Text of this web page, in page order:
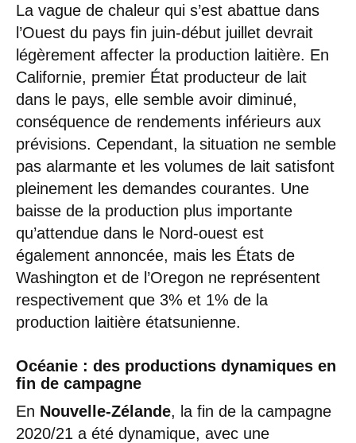
La vague de chaleur qui s’est abattue dans
l’Ouest du pays fin juin-début juillet devrait
légèrement affecter la production laitière. En
Californie, premier État producteur de lait
dans le pays, elle semble avoir diminué,
conséquence de rendements inférieurs aux
prévisions. Cependant, la situation ne semble
pas alarmante et les volumes de lait satisfont
pleinement les demandes courantes. Une
baisse de la production plus importante
qu’attendue dans le Nord-ouest est
également annoncée, mais les États de
Washington et de l’Oregon ne représentent
respectivement que 3% et 1% de la
production laitière étatsunienne.
Océanie : des productions dynamiques en
fin de campagne
En Nouvelle-Zélande, la fin de la campagne
2020/21 a été dynamique, avec une